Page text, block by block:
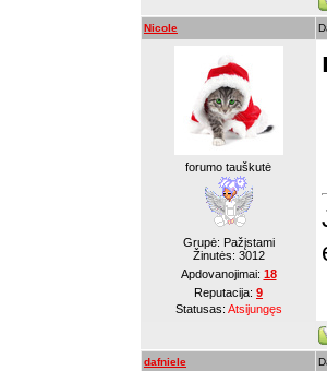
Nicole
forumo tauškutė
Grupė: Pažįstami
Žinutės: 3012
Apdovanojimai: 18
Reputacija: 9
Statusas: Atsijungęs
dafniele